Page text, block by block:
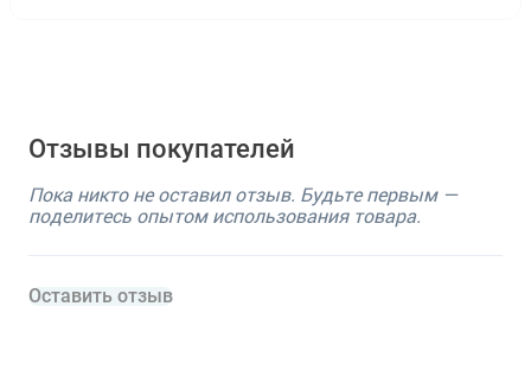
Отзывы покупателей
Пока никто не оставил отзыв. Будьте первым —
поделитесь опытом использования товара.
Оставить отзыв